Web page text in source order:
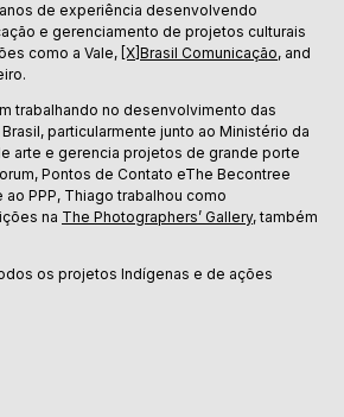
de experiência desenvolvendo
e gerenciamento de projetos culturais
como a Vale, [X]Brasil Comunicação, and
trabalhando no desenvolvimento das
particularmente junto ao Ministério da
arte e gerencia projetos de grande porte
Pontos de Contato eThe Becontree
PPP, Thiago trabalhou como
na The Photographers’ Gallery, também
os projetos Indígenas e de ações